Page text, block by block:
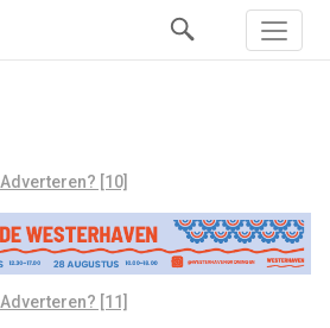
Adverteren? [10]
Adverteren? [11]